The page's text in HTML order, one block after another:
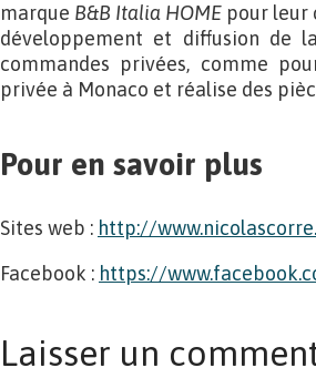
marque B&B Italia HOME pour leur
développement et diffusion de
commandes privées, comme
privée à Monaco et réalise des
Pour en savoir plus
Sites web : http://
Facebook : https://
Laisser un